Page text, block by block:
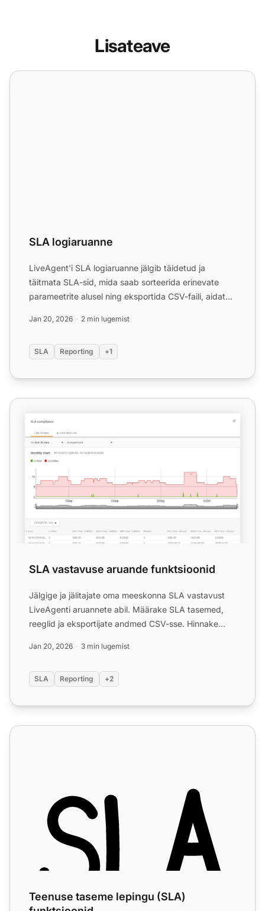
Lisateave
SLA logiaruanne
SLA logiaruanne
LiveAgent'i SLA logiaruanne jälgib täidetud ja
täitmata SLA-sid, mida saab sorteerida erinevate
parameetrite alusel ning eksportida CSV-faili, aidates
Jan 20, 2026 2 min lugemist
SLA Reporting +1
SLA vastavuse aruande funktsioonid
SLA vastavuse aruande funktsioonid
Jälgige ja jälitajate oma meeskonna SLA vastavust
LiveAgenti aruannete abil. Määrake SLA tasemed,
reeglid ja eksportijate andmed CSV-sse. Hinnake
Jan 20, 2026 3 min lugemist
SLA Reporting +2
Teenuse taseme lepingu (SLA) funktsioonid
Teenuse taseme lepingu (SLA)